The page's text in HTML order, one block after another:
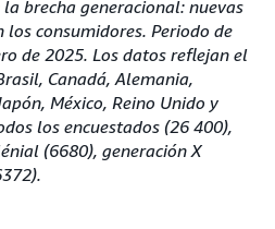
brecha generacional: nuevas
consumidores. Periodo de
de 2025. Los datos reflejan el
Canadá, Alemania,
México, Reino Unido y
los encuestados (26 400),
(6680), generación X